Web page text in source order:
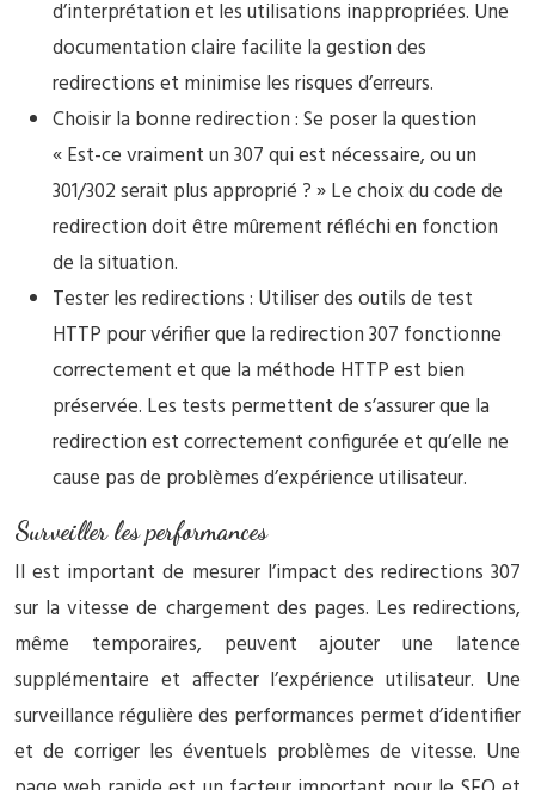
d’interprétation et les utilisations inappropriées. Une
documentation claire facilite la gestion des
redirections et minimise les risques d’erreurs.
Choisir la bonne redirection : Se poser la question
« Est-ce vraiment un 307 qui est nécessaire, ou un
301/302 serait plus approprié ? » Le choix du code de
redirection doit être mûrement réfléchi en fonction
de la situation.
Tester les redirections : Utiliser des outils de test
HTTP pour vérifier que la redirection 307 fonctionne
correctement et que la méthode HTTP est bien
préservée. Les tests permettent de s’assurer que la
redirection est correctement configurée et qu’elle ne
cause pas de problèmes d’expérience utilisateur.
Surveiller les performances
Il est important de mesurer l’impact des redirections 307
sur la vitesse de chargement des pages. Les redirections,
même temporaires, peuvent ajouter une latence
supplémentaire et affecter l’expérience utilisateur. Une
surveillance régulière des performances permet d’identifier
et de corriger les éventuels problèmes de vitesse. Une